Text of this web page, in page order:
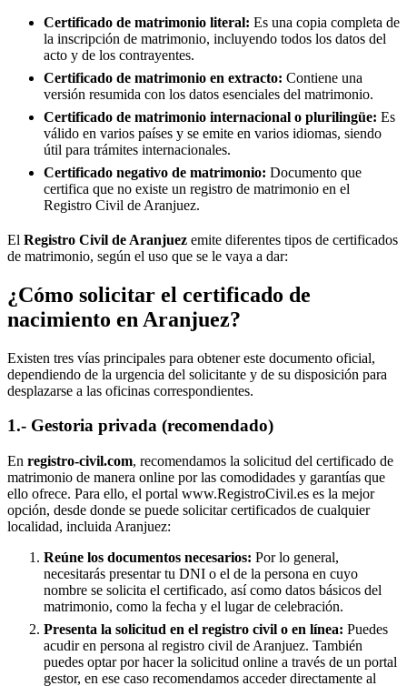
Certificado de matrimonio literal: Es una copia completa de
la inscripción de matrimonio, incluyendo todos los datos del
acto y de los contrayentes.
Certificado de matrimonio en extracto: Contiene una
versión resumida con los datos esenciales del matrimonio.
Certificado de matrimonio internacional o plurilingüe: Es
válido en varios países y se emite en varios idiomas, siendo
útil para trámites internacionales.
Certificado negativo de matrimonio: Documento que
certifica que no existe un registro de matrimonio en el
Registro Civil de Aranjuez.
El Registro Civil de Aranjuez emite diferentes tipos de certificados
de matrimonio, según el uso que se le vaya a dar:
¿Cómo solicitar el certificado de
nacimiento en Aranjuez?
Existen tres vías principales para obtener este documento oficial,
dependiendo de la urgencia del solicitante y de su disposición para
desplazarse a las oficinas correspondientes.
1.- Gestoria privada (recomendado)
En registro-civil.com, recomendamos la solicitud del certificado de
matrimonio de manera online por las comodidades y garantías que
ello ofrece. Para ello, el portal www.RegistroCivil.es es la mejor
opción, desde donde se puede solicitar certificados de cualquier
localidad, incluida Aranjuez:
Reúne los documentos necesarios: Por lo general,
necesitarás presentar tu DNI o el de la persona en cuyo
nombre se solicita el certificado, así como datos básicos del
matrimonio, como la fecha y el lugar de celebración.
Presenta la solicitud en el registro civil o en línea: Puedes
acudir en persona al registro civil de Aranjuez. También
puedes optar por hacer la solicitud online a través de un portal
gestor, en ese caso recomendamos acceder directamente al